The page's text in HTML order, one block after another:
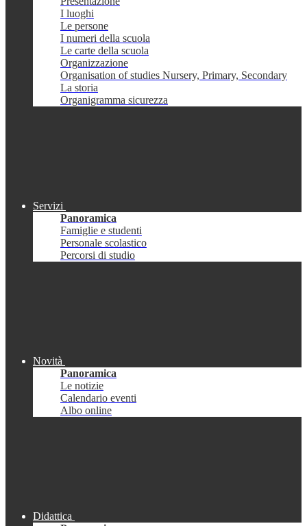
I luoghi
Le persone
I numeri della scuola
Le carte della scuola
Organizzazione
Organisation of studies Nursery, Primary, Secondary
La storia
Organigramma sicurezza
Servizi
Panoramica
Famiglie e studenti
Personale scolastico
Percorsi di studio
Novità
Panoramica
Le notizie
Calendario eventi
Albo online
Didattica